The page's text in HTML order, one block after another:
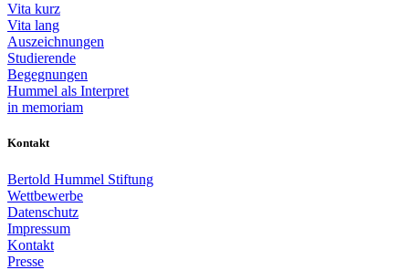
Vita kurz
Vita lang
Auszeichnungen
Studierende
Begegnungen
Hummel als Interpret
in memoriam
Kontakt
Bertold Hummel Stiftung
Wettbewerbe
Datenschutz
Impressum
Kontakt
Presse